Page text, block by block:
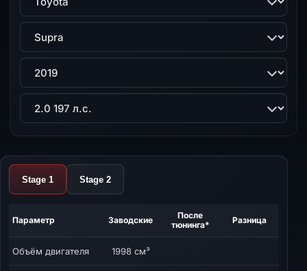
Модель
Поколение
Двигатель
Stage 1 Stage 2
Параметр Заводские
После
тюнинга*
Разница
Объём двигателя 1998 см³